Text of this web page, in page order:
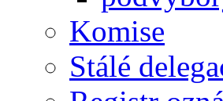
Komise
Stálé